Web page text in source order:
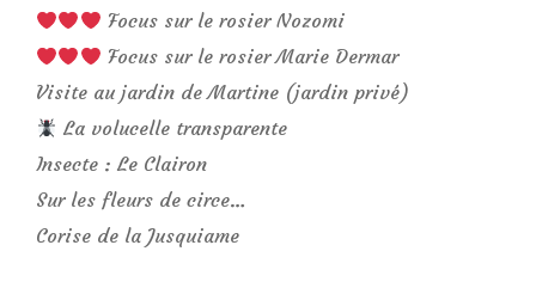
Focus sur le rosier Nozomi
Focus sur le rosier Marie Dermar
Visite au jardin de Martine (jardin privé)
La volucelle transparente
Insecte : Le Clairon
Sur les fleurs de circe…
Corise de la Jusquiame